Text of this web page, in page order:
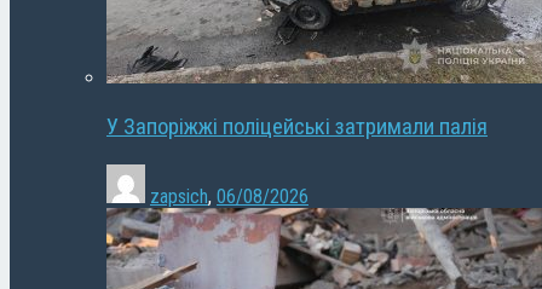
У Запоріжжі поліцейські затримали палія
zapsich, 06/08/2026